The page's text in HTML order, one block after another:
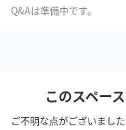
Q&Aは準備中です。
このスペー
ご不明な点がございまし